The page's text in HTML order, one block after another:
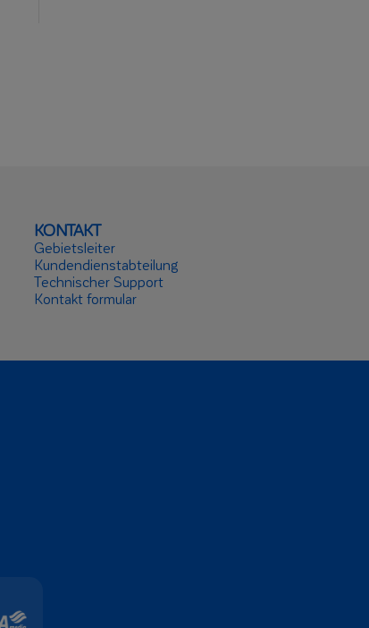
KONTAKT
Gebietsleiter
Kundendienstabteilung
Technischer Support
Kontakt formular